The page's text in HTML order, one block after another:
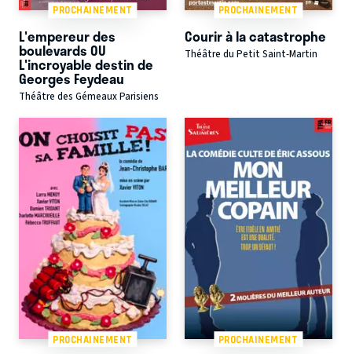
PROCHAINEMENT
L'empereur des
boulevards OU
L'incroyable destin de
Georges Feydeau
Théâtre des Gémeaux Parisiens
PROCHAINEMENT
Courir à la catastrophe
Théâtre du Petit Saint-Martin
PROCHAINEMENT PROCHAINEMENT